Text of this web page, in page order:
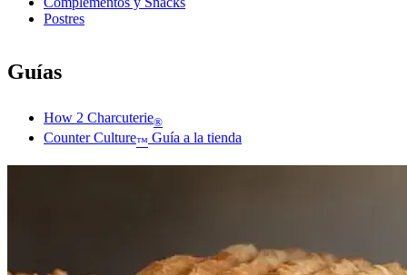
Postres
Guías
How 2 Charcuterie®
Counter Culture™ Guía a la tienda